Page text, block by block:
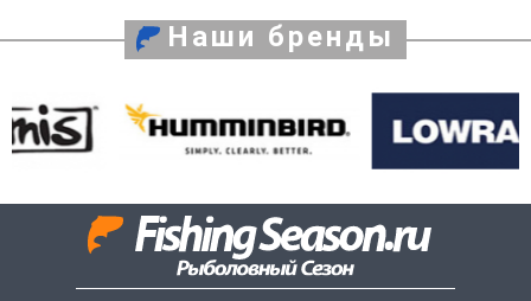
Наши бренды